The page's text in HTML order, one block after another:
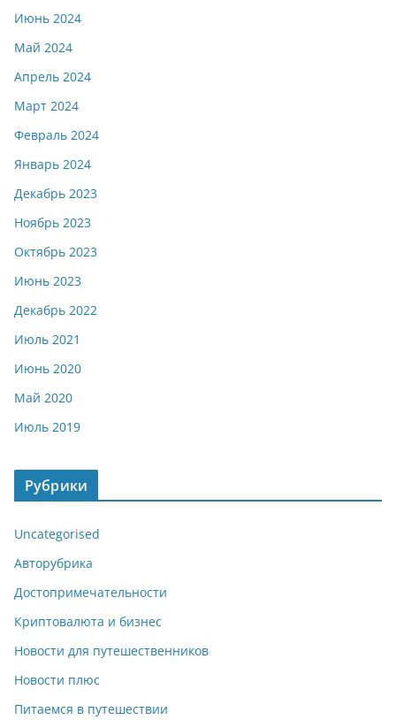
Июнь 2024
Май 2024
Апрель 2024
Март 2024
Февраль 2024
Январь 2024
Декабрь 2023
Ноябрь 2023
Октябрь 2023
Июнь 2023
Декабрь 2022
Июль 2021
Июнь 2020
Май 2020
Июль 2019
Рубрики
Uncategorised
Авторубрика
Достопримечательности
Криптовалюта и бизнес
Новости для путешественников
Новости плюс
Питаемся в путешествии